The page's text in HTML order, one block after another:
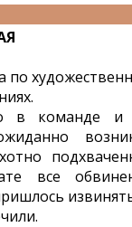
по
в команде и
все